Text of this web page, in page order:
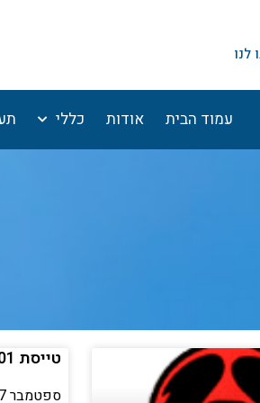
לנו
עמוד הבית אודות כללי
טייסת 101 במלחמת ההתשה